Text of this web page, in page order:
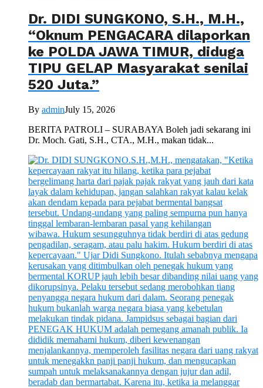
Dr. DIDI SUNGKONO, S.H., M.H.,
“Oknum PENGACARA dilaporkan
ke POLDA JAWA TIMUR, diduga
TIPU GELAP Masyarakat senilai
520 Juta.”
By adminJuly 15, 2026
BERITA PATROLI – SURABAYA Boleh jadi sekarang ini
Dr. Moch. Gati, S.H., CTA., M.H., makan tidak...